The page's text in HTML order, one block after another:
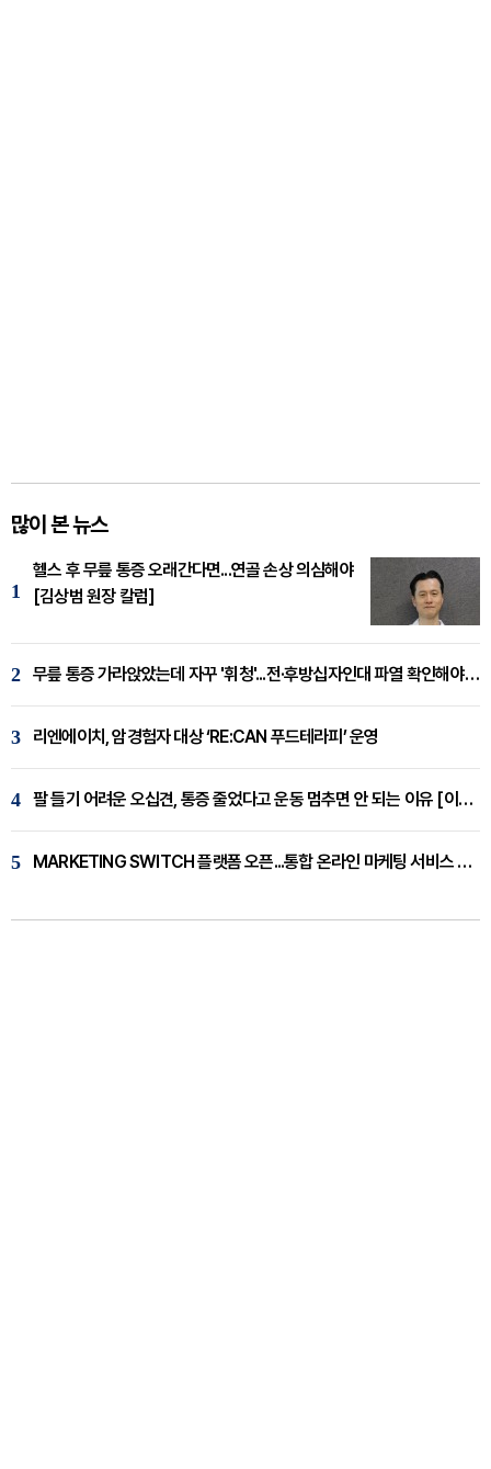
많이 본 뉴스
1
헬스 후 무릎 통증 오래간다면...연골 손상 의심해야
[김상범 원장 칼럼]
2 무릎 통증 가라앉았는데 자꾸 '휘청'...전·후방십자인대 파열 확인해야 [곽우경 원장 칼럼]
3 리엔에이치, 암경험자 대상 ‘RE:CAN 푸드테라피’ 운영
4 팔 들기 어려운 오십견, 통증 줄었다고 운동 멈추면 안 되는 이유 [이병욱 원장 칼럼]
5 MARKETING SWITCH 플랫폼 오픈...통합 온라인 마케팅 서비스 확대